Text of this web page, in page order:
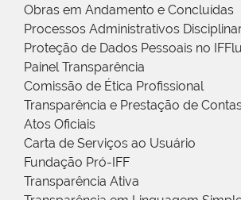
Obras em Andamento e Concluídas
Processos Administrativos
Proteção de Dados Pessoais no
Painel Transparência
Comissão de Ética Profissional
Transparência e Prestação de
Atos Oficiais
Carta de Serviços ao Usuário
Fundação Pró-IFF
Transparência Ativa